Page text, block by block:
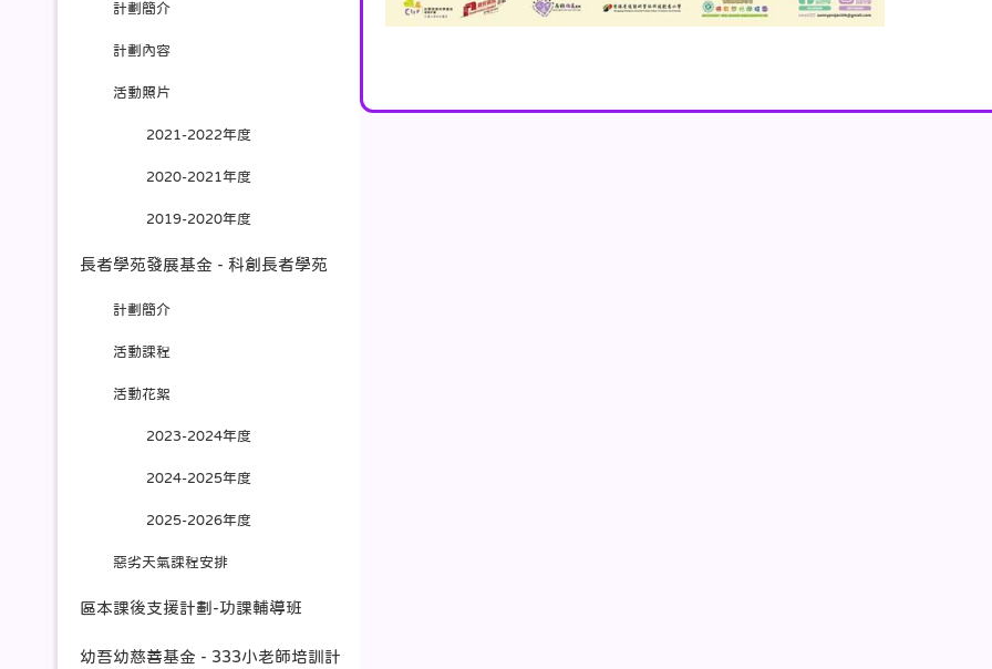
計劃簡介
計劃內容
活動照片
2021-2022年度
2020-2021年度
2019-2020年度
長者學苑發展基金 - 科創長者學苑
計劃簡介
活動課程
活動花絮
2023-2024年度
2024-2025年度
2025-2026年度
惡劣天氣課程安排
區本課後支援計劃-功課輔導班
幼吾幼慈善基金 - 333小老師培訓計